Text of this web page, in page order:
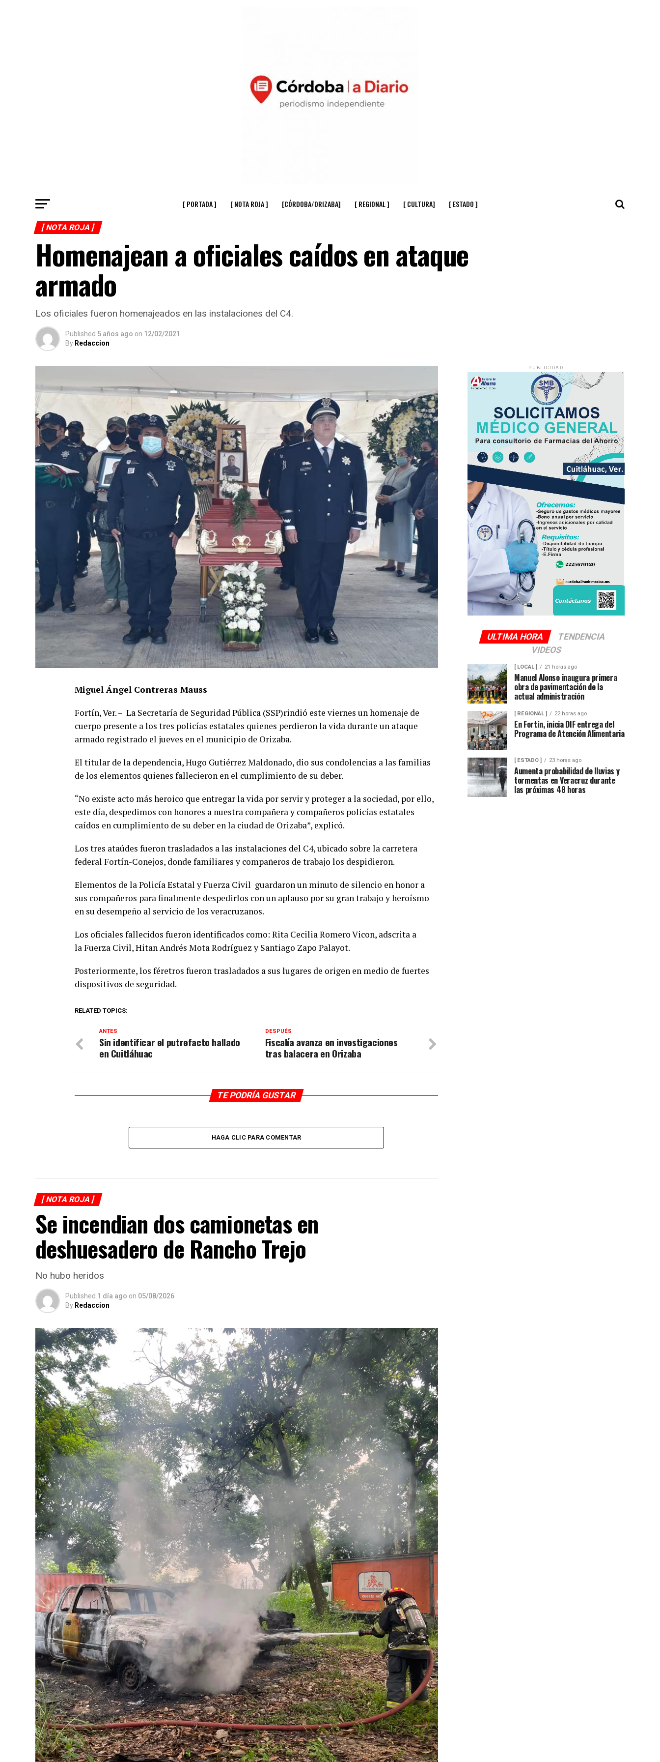
[ PORTADA ] [ NOTA ROJA ] [CÓRDOBA/ORIZABA] [ REGIONAL ] [ CULTURA] [ ESTADO ]
[ NOTA ROJA ]
Homenajean a oficiales caídos en ataque
armado
Los oficiales fueron homenajeados en las instalaciones del C4.
Published 5 años ago on 12/02/2021
By Redaccion
Miguel Ángel Contreras Mauss
Fortín, Ver. – La Secretaría de Seguridad Pública (SSP)rindió este viernes un homenaje de
cuerpo presente a los tres policías estatales quienes perdieron la vida durante un ataque
armado registrado el jueves en el municipio de Orizaba.
El titular de la dependencia, Hugo Gutiérrez Maldonado, dio sus condolencias a las familias
de los elementos quienes fallecieron en el cumplimiento de su deber.
“No existe acto más heroico que entregar la vida por servir y proteger a la sociedad, por ello,
este día, despedimos con honores a nuestra compañera y compañeros policías estatales
caídos en cumplimiento de su deber en la ciudad de Orizaba”, explicó.
Los tres ataúdes fueron trasladados a las instalaciones del C4, ubicado sobre la carretera
federal Fortín-Conejos, donde familiares y compañeros de trabajo los despidieron.
Elementos de la Policía Estatal y Fuerza Civil guardaron un minuto de silencio en honor a
sus compañeros para finalmente despedirlos con un aplauso por su gran trabajo y heroísmo
en su desempeño al servicio de los veracruzanos.
Los oficiales fallecidos fueron identificados como: Rita Cecilia Romero Vicon, adscrita a
la Fuerza Civil, Hitan Andrés Mota Rodríguez y Santiago Zapo Palayot.
Posteriormente, los féretros fueron trasladados a sus lugares de origen en medio de fuertes
dispositivos de seguridad.
RELATED TOPICS:
DESPUÉS
Fiscalía avanza en investigaciones
tras balacera en Orizaba
ANTES
Sin identificar el putrefacto hallado
en Cuitláhuac
TE PODRÍA GUSTAR
HAGA CLIC PARA COMENTAR
[ NOTA ROJA ]
Se incendian dos camionetas en
deshuesadero de Rancho Trejo
No hubo heridos
Published 1 día ago on 05/08/2026
By Redaccion
PUBLICIDAD
ULTIMA HORA
TENDENCIA
VIDEOS
[ LOCAL ] 21 horas ago
Manuel Alonso inaugura primera
obra de pavimentación de la
actual administración
[ REGIONAL ] 22 horas ago
En Fortín, inicia DIF entrega del
Programa de Atención Alimentaria
[ ESTADO ] 23 horas ago
Aumenta probabilidad de lluvias y
tormentas en Veracruz durante
las próximas 48 horas